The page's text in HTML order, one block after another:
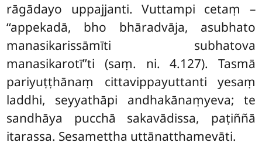
rāgādayo uppajjanti. Vuttampi cetaṃ –
‘‘appekadā, bho bhāradvāja, asubhato
manasikarissāmīti subhatova
manasikarotī’’ti (saṃ. ni. 4.127). Tasmā
pariyuṭṭhānaṃ cittavippayuttanti yesaṃ
laddhi, seyyathāpi andhakānaṃyeva; te
sandhāya pucchā sakavādissa, paṭiññā
itarassa. Sesamettha uttānatthamevāti.